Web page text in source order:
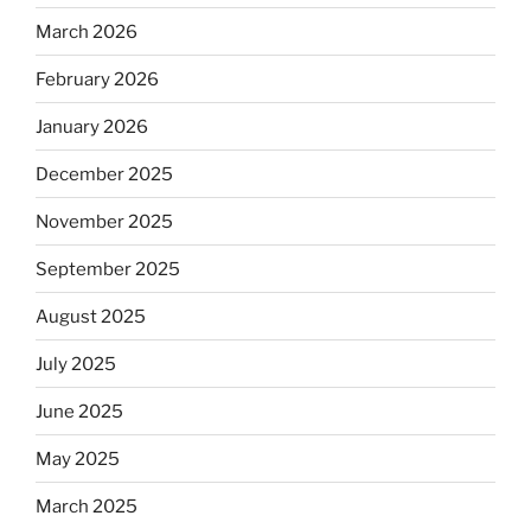
March 2026
February 2026
January 2026
December 2025
November 2025
September 2025
August 2025
July 2025
June 2025
May 2025
March 2025